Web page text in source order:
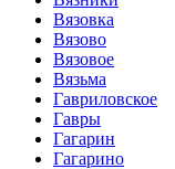
Вязовка
Вязово
Вязовое
Вязьма
Гавриловское
Гавры
Гагарин
Гагарино